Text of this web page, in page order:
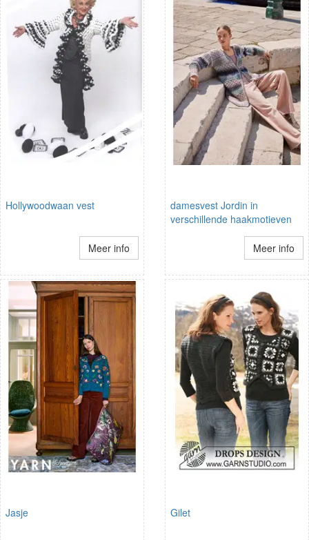
Hollywoodwaan vest
Meer info
damesvest Jordin in
verschillende haakmotieven
Meer info
Jasje Gilet